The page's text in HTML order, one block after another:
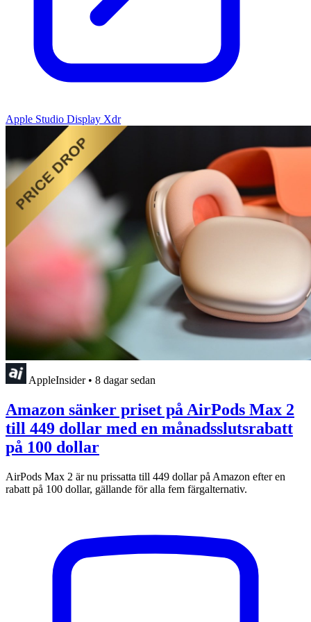
Apple Studio Display Xdr
AppleInsider • 8 dagar sedan
Amazon sänker priset på AirPods Max 2
till 449 dollar med en månadsslutsrabatt
på 100 dollar
AirPods Max 2 är nu prissatta till 449 dollar på Amazon efter en
rabatt på 100 dollar, gällande för alla fem färgalternativ.